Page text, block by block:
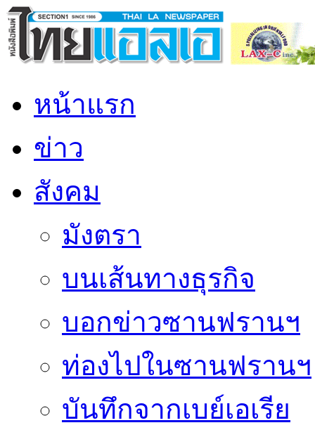
หน้าแรก
ข่าว
สังคม
มังตรา
บนเส้นทางธุรกิจ
บอกข่าวซานฟรานฯ
ท่องไปในซานฟรานฯ
บันทึกจากเบย์เอเรีย